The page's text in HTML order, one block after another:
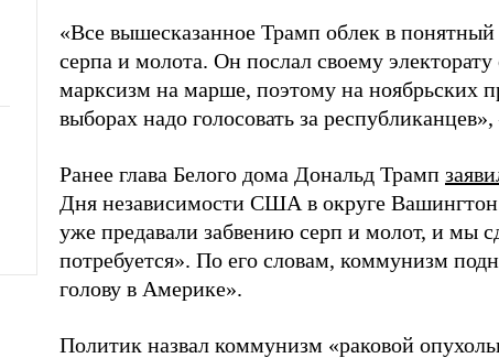
«Все вышесказанное Трамп облек в понятный
серпа и молота. Он послал своему
марксизм на марше, поэтому на ноябрьских
выборах надо голосовать за
Ранее глава Белого дома Дональд Трамп
Дня независимости США в округе
уже предавали забвению серп и молот, и мы
потребуется». По его словам, коммунизм
голову в Америке».
Политик назвал коммунизм «раковой